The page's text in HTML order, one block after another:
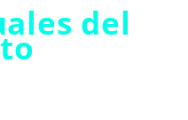
del